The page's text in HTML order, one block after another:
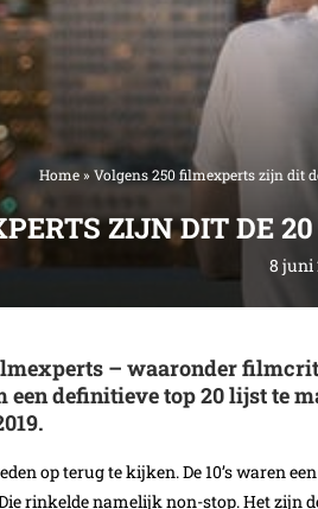
Home» Volgens 250 filmexperts zijn dit
ZIJN DIT DE
8 juni
– waaronder
definitieve top 20 lijst te
op terug te kijken. De 10’s waren
rinkelde namelijk non-stop. Het zijn